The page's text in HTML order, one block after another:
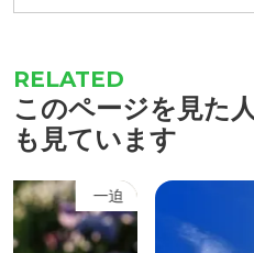
このページを見た
も見ています
一迫